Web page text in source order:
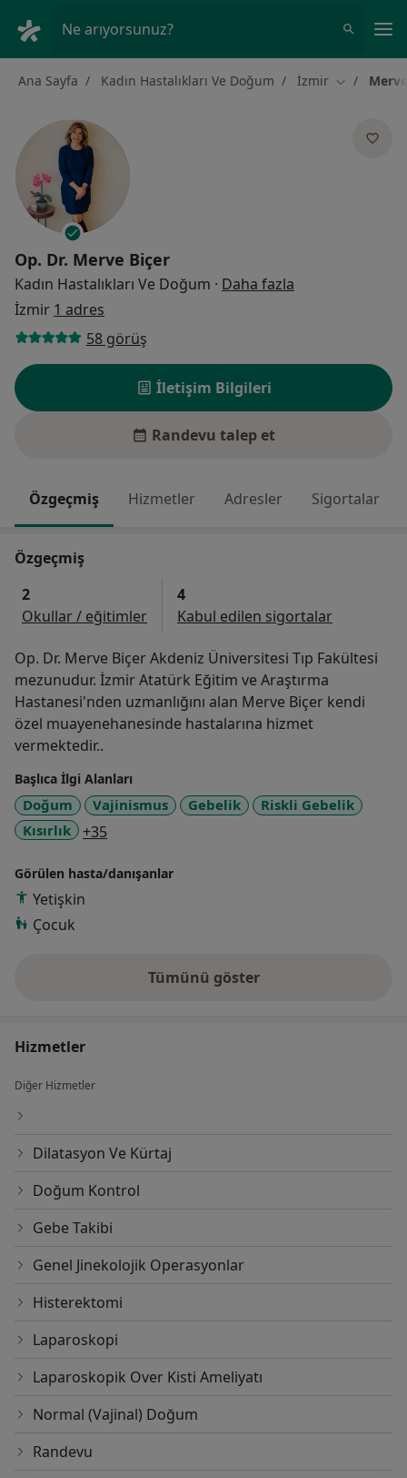
Ne arıyorsunuz?
Ana Sayfa Kadın Hastalıkları Ve Doğum İzmir Şehir
Op. Dr. Merve Biçer
Kadın Hastalıkları Ve Doğum · Daha fazla
İzmir 1 adres
58 görüş
İletişim Bilgileri
Randevu talep et
Özgeçmiş Hizmetler Adresler Sigortalar
Özgeçmiş
2
Okullar / eğitimler
4
Kabul edilen sigortalar
Op. Dr. Merve Biçer Akdeniz Üniversitesi Tıp Fakültesi
mezunudur. İzmir Atatürk Eğitim ve Araştırma
Hastanesi'nden uzmanlığını alan Merve Biçer kendi
özel muayenehanesinde hastalarına hizmet
vermektedir..
Başlıca İlgi Alanları
Doğum Vajinismus Gebelik
Riskli Gebelik
Kısırlık
+35
Görülen hasta/danışanlar
Yetişkin
Çocuk
Tümünü gösterdeneyim hakkında
Hizmetler
Diğer Hizmetler
Dilatasyon Ve Kürtaj
Doğum Kontrol
Gebe Takibi
Genel Jinekolojik Operasyonlar
Histerektomi
Laparoskopi
Laparoskopik Over Kisti Ameliyatı
Normal (Vajinal) Doğum
Randevu